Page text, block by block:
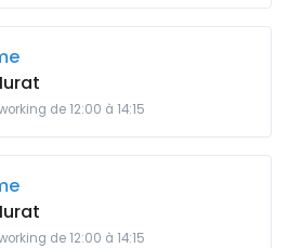
de 12:00 à 14:15
de 12:00 à 14:15